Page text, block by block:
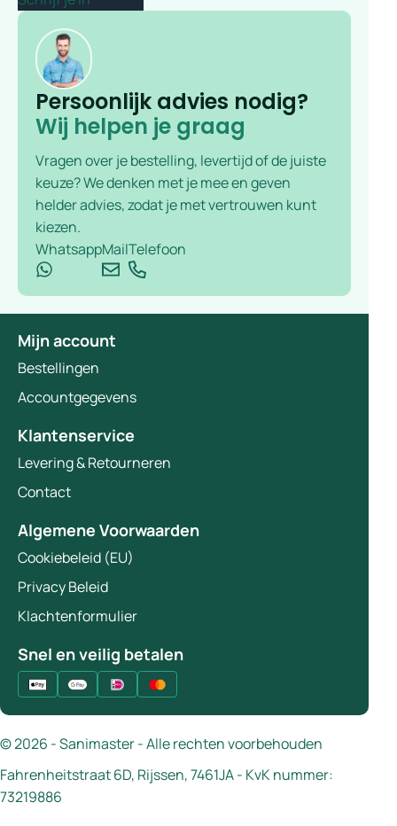
Persoonlijk advies nodig?
Wij helpen je graag
Vragen over je bestelling, levertijd of de juiste
keuze? We denken met je mee en geven
helder advies, zodat je met vertrouwen kunt
kiezen.
WhatsappMailTelefoon
Mijn account
Bestellingen
Accountgegevens
Klantenservice
Levering & Retourneren
Contact
Algemene Voorwaarden
Cookiebeleid (EU)
Privacy Beleid
Klachtenformulier
Snel en veilig betalen
© 2026 - Sanimaster - Alle rechten voorbehouden
Fahrenheitstraat 6D, Rijssen, 7461JA - KvK nummer:
73219886